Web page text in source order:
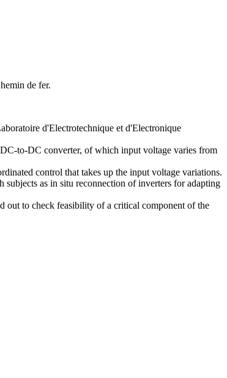
de fer.
d'Electrotechnique et d'Electronique
to-DC converter, of which input voltage varies from
control that takes up the input voltage variations.
subjects as in situ reconnection of inverters for adapting
out to check feasibility of a critical component of the